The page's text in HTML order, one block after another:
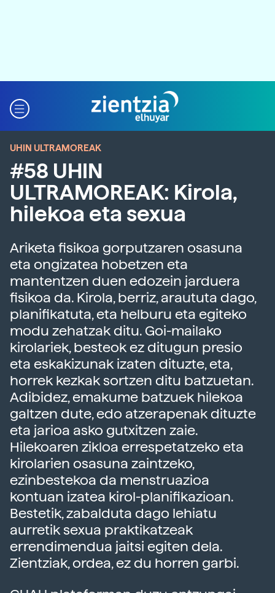
UHIN ULTRAMOREAK
#58 UHIN
ULTRAMOREAK: Kirola,
hilekoa eta sexua
Ariketa fisikoa gorputzaren osasuna
eta ongizatea hobetzen eta
mantentzen duen edozein jarduera
fisikoa da. Kirola, berriz, araututa dago,
planifikatuta, eta helburu eta egiteko
modu zehatzak ditu. Goi-mailako
kirolariek, besteok ez ditugun presio
eta eskakizunak izaten dituzte, eta,
horrek kezkak sortzen ditu batzuetan.
Adibidez, emakume batzuek hilekoa
galtzen dute, edo atzerapenak dituzte
eta jarioa asko gutxitzen zaie.
Hilekoaren zikloa errespetatzeko eta
kirolarien osasuna zaintzeko,
ezinbestekoa da menstruazioa
kontuan izatea kirol-planifikazioan.
Bestetik, zabalduta dago lehiatu
aurretik sexua praktikatzeak
errendimendua jaitsi egiten dela.
Zientziak, ordea, ez du horren garbi.